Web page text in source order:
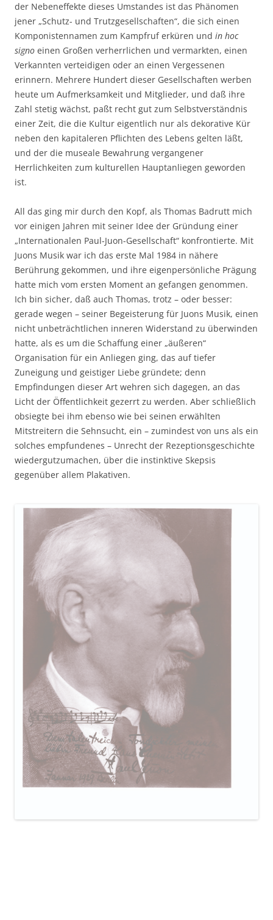
der Nebeneffekte dieses Umstandes ist das Phänomen
jener „Schutz- und Trutzgesellschaften“, die sich einen
Komponistennamen zum Kampfruf erküren und in hoc
signo einen Großen verherrlichen und vermarkten, einen
Verkannten verteidigen oder an einen Vergessenen
erinnern. Mehrere Hundert dieser Gesellschaften werben
heute um Aufmerksamkeit und Mitglieder, und daß ihre
Zahl stetig wächst, paßt recht gut zum Selbstverständnis
einer Zeit, die die Kultur eigentlich nur als dekorative Kür
neben den kapitaleren Pflichten des Lebens gelten läßt,
und der die museale Bewahrung vergangener
Herrlichkeiten zum kulturellen Hauptanliegen geworden
ist.
All das ging mir durch den Kopf, als Thomas Badrutt mich
vor einigen Jahren mit seiner Idee der Gründung einer
„Internationalen Paul-Juon-Gesellschaft“ konfrontierte. Mit
Juons Musik war ich das erste Mal 1984 in nähere
Berührung gekommen, und ihre eigenpersönliche Prägung
hatte mich vom ersten Moment an gefangen genommen.
Ich bin sicher, daß auch Thomas, trotz – oder besser:
gerade wegen – seiner Begeisterung für Juons Musik, einen
nicht unbeträchtlichen inneren Widerstand zu überwinden
hatte, als es um die Schaffung einer „äußeren“
Organisation für ein Anliegen ging, das auf tiefer
Zuneigung und geistiger Liebe gründete; denn
Empfindungen dieser Art wehren sich dagegen, an das
Licht der Öffentlichkeit gezerrt zu werden. Aber schließlich
obsiegte bei ihm ebenso wie bei seinen erwählten
Mitstreitern die Sehnsucht, ein – zumindest von uns als ein
solches empfundenes – Unrecht der Rezeptionsgeschichte
wiedergutzumachen, über die instinktive Skepsis
gegenüber allem Plakativen.